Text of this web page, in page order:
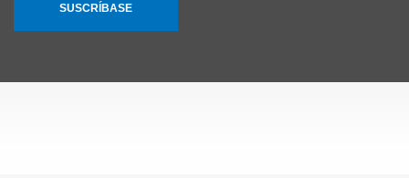
SUSCRÍBASE